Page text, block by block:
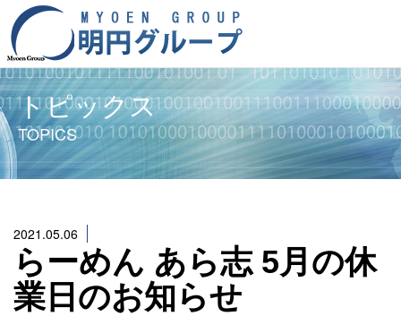
トピックス
TOPICS
2021.05.06
らーめん あら志 5月の休
業日のお知らせ